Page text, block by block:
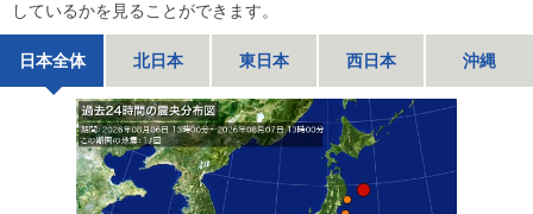
しているかを見ることができます。
日本全体 北日本 東日本 西日本 沖縄